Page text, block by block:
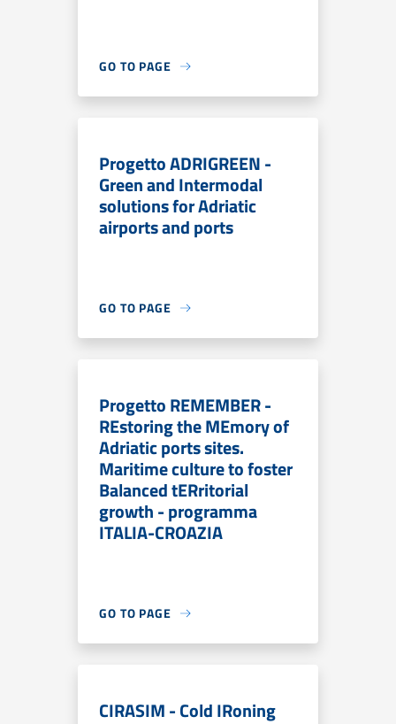
GO TO PAGE
Progetto ADRIGREEN -
Green and Intermodal
solutions for Adriatic
airports and ports
GO TO PAGE
Progetto REMEMBER -
REstoring the MEmory of
Adriatic ports sites.
Maritime culture to foster
Balanced tERritorial
growth - programma
ITALIA-CROAZIA
GO TO PAGE
CIRASIM - Cold IRoning